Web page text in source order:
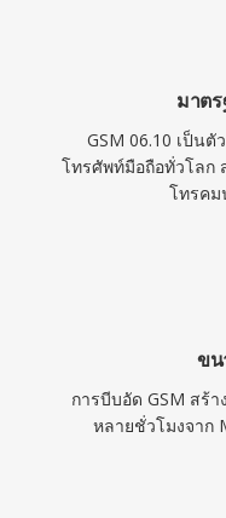
มาต
GSM 06.10 เป็น
โทรศัพท์มือถือทั่วโลก
โทรคม
ขน
การบีบอัด GSM สร้
หลายชั่วโมงจาก